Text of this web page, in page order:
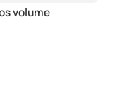
volume